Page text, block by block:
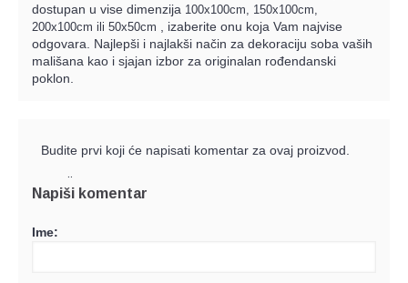
dostupan u vise dimenzija 100x100cm, 150x100cm,
200x100cm ili 50x50cm
, izaberite onu koja Vam najvise
odgovara. Najlepši i najlakši način za dekoraciju soba vaših
mališana kao i sjajan izbor za originalan rođendanski
poklon.
Budite prvi koji će napisati komentar za ovaj proizvod.
e-mail
Napiši komentar
Ime: